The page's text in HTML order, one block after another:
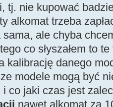
tj. nie kupować
alkomat trzeba
sama, ale chyba
co słyszałem to
kalibrację danego
modele mogą być
i co jaki czas jest
nawet alkomat za